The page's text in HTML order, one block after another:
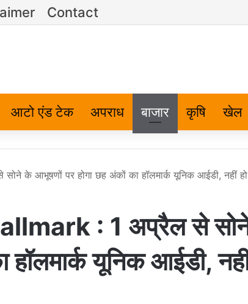
Contact
आटो एंड टेक अपराध बाजार कृषि खेल
आभूषणों पर होगा छह अंकों का हॉलमार्क यूनिक आईडी, नहीं हो
: 1 अप्रैल से
यूनिक आईडी,